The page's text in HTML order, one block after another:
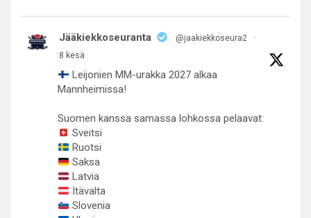
Jääkiekkoseuranta @jaakiekkoseura2
·
8 kesä
Leijonien MM-urakka 2027 alkaa
Mannheimissa!
Suomen kanssa samassa lohkossa pelaavat:
Sveitsi
Ruotsi
Saksa
Latvia
Itävalta
Slovenia